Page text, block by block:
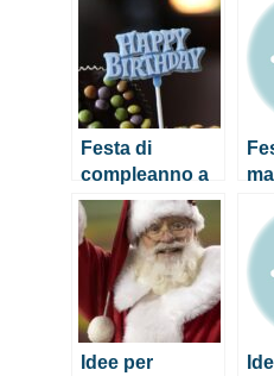
bambino: 3
idee per
organizzarla
Festa di
compleanno a
tema: i consigli
per non
sbagliare
Idee per